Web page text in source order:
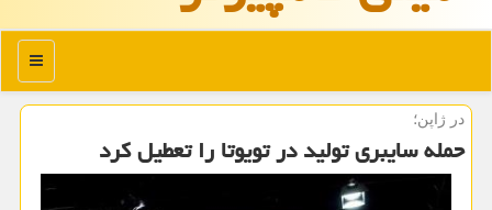
منو
در ژاپن؛
حمله سایبری تولید در تویوتا را تعطیل کرد